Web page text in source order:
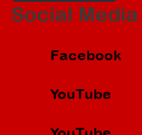
Social Media
Facebook
YouTube